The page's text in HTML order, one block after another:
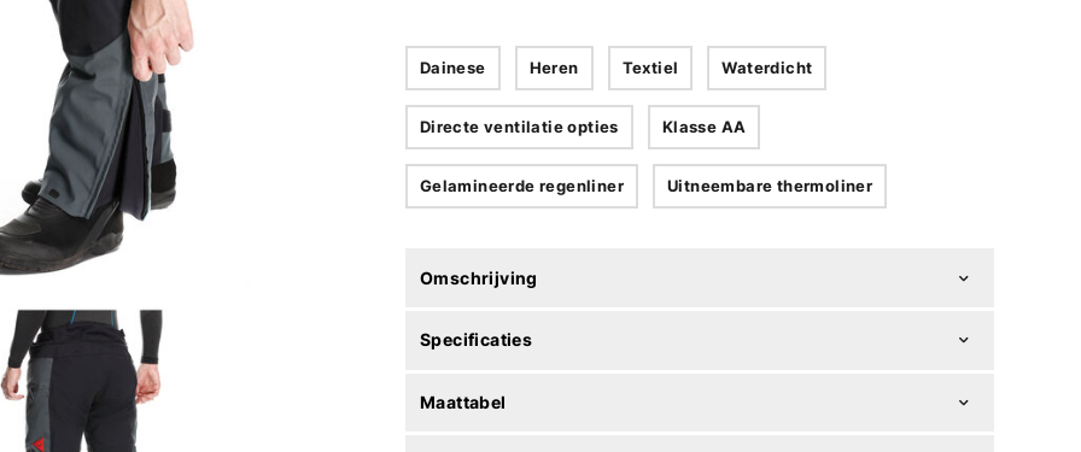
Dainese Heren Textiel Waterdicht
Directe ventilatie opties Klasse AA
Gelamineerde regenliner Uitneembare thermoliner
Omschrijving
Specificaties
Maattabel